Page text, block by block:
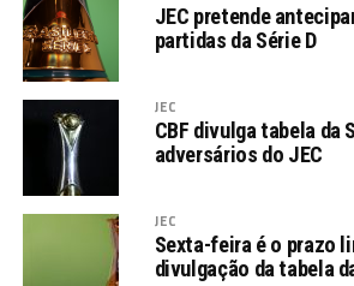
JEC pretende
partidas da Série D
JEC
CBF divulga tabela da
adversários do JEC
JEC
Sexta-feira é o prazo
divulgação da tabela